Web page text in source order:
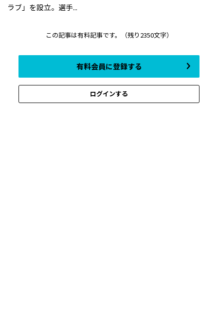
ラブ」を設立。選手...
この記事は有料記事です。 （残り2350文字）
有料会員に登録する
ログインする